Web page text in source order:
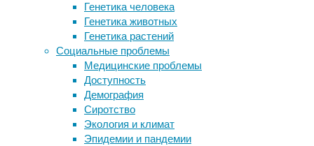
Генетика человека
Генетика животных
Генетика растений
Социальные проблемы
Медицинские проблемы
Доступность
Демография
Сиротство
Экология и климат
Эпидемии и пандемии
общих
чертах
клеточная
терапия